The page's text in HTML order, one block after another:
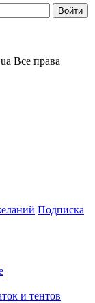
Все права
Подписка
и тентов